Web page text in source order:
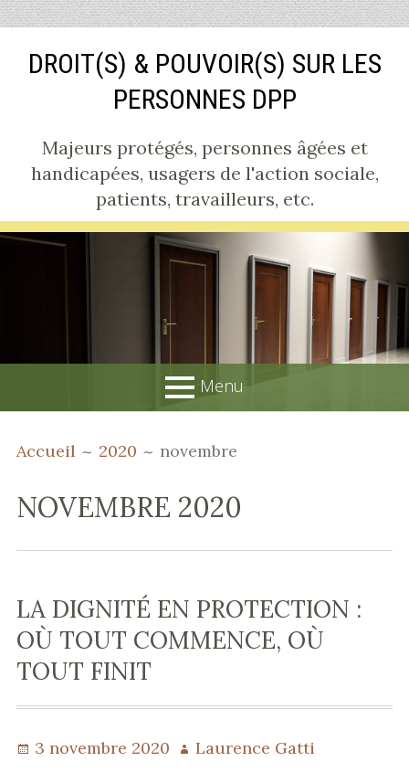
DROIT(S) & POUVOIR(S) SUR LES
PERSONNES DPP
Majeurs protégés, personnes âgées et
handicapées, usagers de l'action sociale,
patients, travailleurs, etc.
Menu
PRINCIPAL
communications
D'ARIANE
Accueil 2020 novembre
NOVEMBRE 2020
LA DIGNITÉ EN PROTECTION :
OÙ TOUT COMMENCE, OÙ
TOUT FINIT
Publié
3 novembre 2020 Auteur
Laurence Gatti